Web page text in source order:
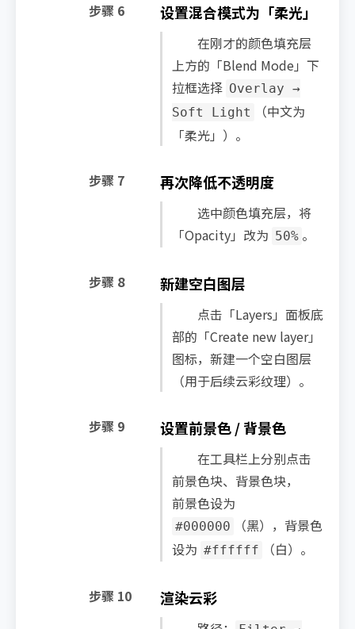
设置混合模式为「柔光」
在刚才的颜色填充层
上方的「Blend Mode」下
拉框选择 Overlay →
Soft Light
（中文为
「柔光」）。
步骤 6
再次降低不透明度
选中颜色填充层，将
「Opacity」改为 50% 。
步骤 7
新建空白图层
点击「Layers」面板底
部的「Create new layer」
图标，新建一个空白图层
（用于后续云彩纹理）。
步骤 8
设置前景色 / 背景色
在工具栏上分别点击
前景色块、背景色块，
前景色设为
#000000
（黑），背景色
设为 #ffffff （白）。
步骤 9
渲染云彩
步骤 10